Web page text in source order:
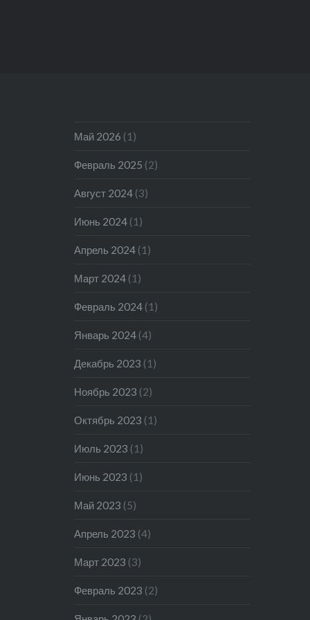
Май 2026 (1)
Февраль 2025 (2)
Август 2024 (3)
Июнь 2024 (1)
Апрель 2024 (1)
Март 2024 (1)
Февраль 2024 (1)
Январь 2024 (4)
Декабрь 2023 (1)
Ноябрь 2023 (2)
Октябрь 2023 (1)
Июль 2023 (1)
Июнь 2023 (1)
Май 2023 (5)
Апрель 2023 (4)
Март 2023 (3)
Февраль 2023 (2)